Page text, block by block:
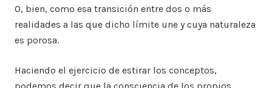
O, bien, como esa transición entre dos o más
realidades a las que dicho límite une y cuya naturaleza
es porosa.
Haciendo el ejercicio de estirar los conceptos,